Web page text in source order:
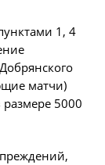
1, 4
матчи)
5000